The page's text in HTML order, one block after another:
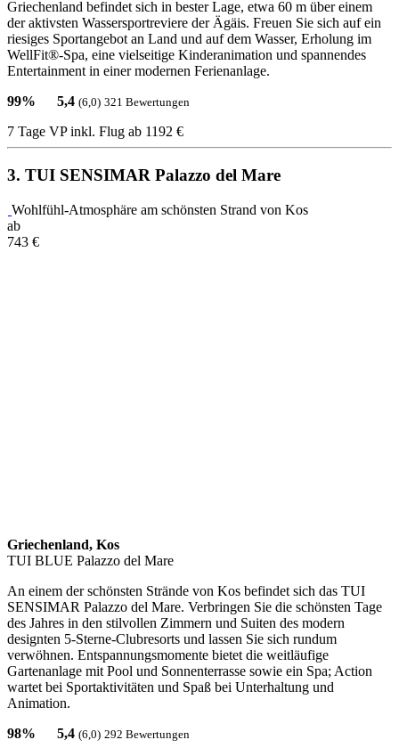
Griechenland befindet sich in bester Lage, etwa 60 m über einem
der aktivsten Wassersportreviere der Ägäis. Freuen Sie sich auf ein
riesiges Sportangebot an Land und auf dem Wasser, Erholung im
WellFit®-Spa, eine vielseitige Kinderanimation und spannendes
Entertainment in einer modernen Ferienanlage.
99%
5,4 (6,0) 321 Bewertungen
7 Tage VP inkl. Flug ab 1192 €
3. TUI SENSIMAR Palazzo del Mare
Wohlfühl-Atmosphäre am schönsten Strand von Kos
ab
743 €
Griechenland, Kos
TUI BLUE Palazzo del Mare
An einem der schönsten Strände von Kos befindet sich das TUI
SENSIMAR Palazzo del Mare. Verbringen Sie die schönsten Tage
des Jahres in den stilvollen Zimmern und Suiten des modern
designten 5-Sterne-Clubresorts und lassen Sie sich rundum
verwöhnen. Entspannungsmomente bietet die weitläufige
Gartenanlage mit Pool und Sonnenterrasse sowie ein Spa; Action
wartet bei Sportaktivitäten und Spaß bei Unterhaltung und
Animation.
98%
5,4 (6,0) 292 Bewertungen